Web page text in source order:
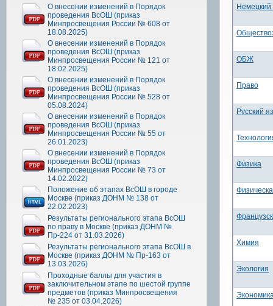
О внесении изменений в Порядок
проведения ВсОШ (приказ
Минпросвещения России № 608 от
18.08.2025)
О внесении изменений в Порядок
проведения ВсОШ (приказ
Минпросвещения России № 121 от
18.02.2025)
О внесении изменений в Порядок
проведения ВсОШ (приказ
Минпросвещения России № 528 от
05.08.2024)
О внесении изменений в Порядок
проведения ВсОШ (приказ
Минпросвещения России № 55 от
26.01.2023)
О внесении изменений в Порядок
проведения ВсОШ (приказ
Минпросвещения России № 73 от
14.02.2022)
Положение об этапах ВсОШ в городе
Москве (приказ ДОНМ № 138 от
22.02.2023)
Результаты регионального этапа ВсОШ
по праву в Москве (приказ ДОНМ №
Пр-224 от 31.03.2026)
Результаты регионального этапа ВсОШ в
Москве (приказ ДОНМ № Пр-163 от
13.03.2026)
Проходные баллы для участия в
заключительном этапе по шестой группе
предметов (приказ Минпросвещения
№ 235 от 03.04.2026)
Немецкий
ОБЖ
Право
Русский
Физика
Химия
Экология